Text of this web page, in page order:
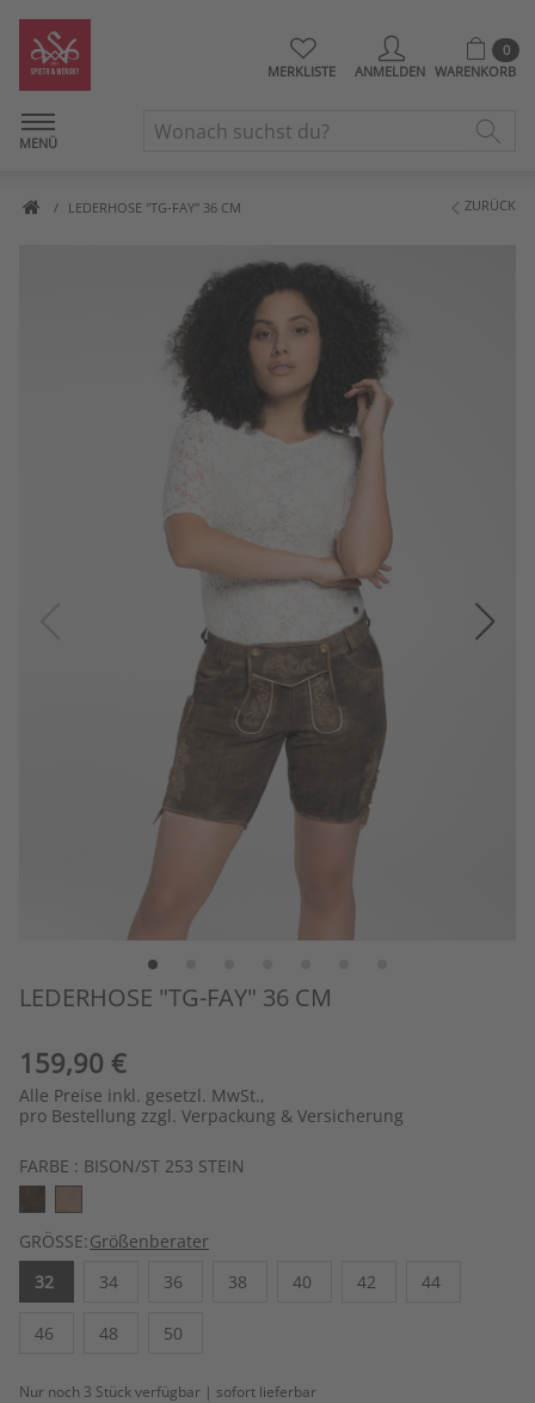
MERKLISTE ANMELDEN
0
WARENKORB
MENÜ
LEDERHOSE "TG-FAY" 36 CM ZURÜCK
Artikelbilder überspringen
LEDERHOSE "TG-FAY" 36 CM
159,90 €
Alle Preise inkl. gesetzl. MwSt.,
pro Bestellung zzgl. Verpackung & Versicherung
FARBE : BISON/ST 253 STEIN
GRÖSSE:Größenberater
32
34 36 38 40 42 44
46 48 50
Nur noch 3 Stück verfügbar | sofort lieferbar